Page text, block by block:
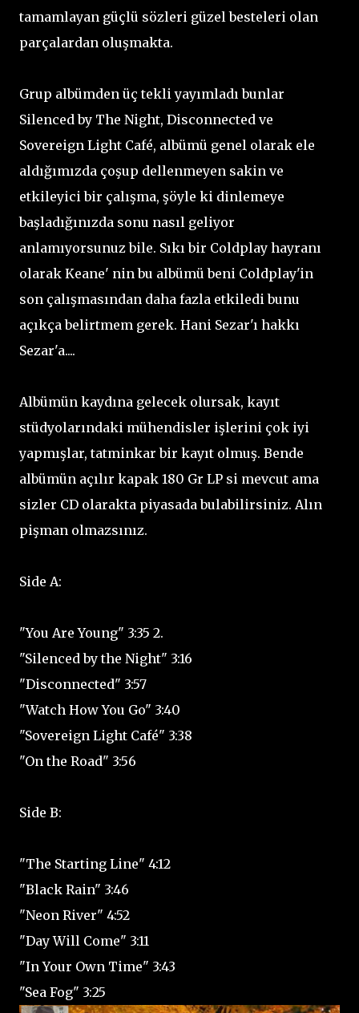
tamamlayan güçlü sözleri güzel besteleri olan
parçalardan oluşmakta.
Grup albümden üç tekli yayımladı bunlar
Silenced by The Night, Disconnected ve
Sovereign Light Café, albümü genel olarak ele
aldığımızda çoşup dellenmeyen sakin ve
etkileyici bir çalışma, şöyle ki dinlemeye
başladığınızda sonu nasıl geliyor
anlamıyorsunuz bile. Sıkı bir Coldplay hayranı
olarak Keane' nin bu albümü beni Coldplay'in
son çalışmasından daha fazla etkiledi bunu
açıkça belirtmem gerek. Hani Sezar'ı hakkı
Sezar'a....
Albümün kaydına gelecek olursak, kayıt
stüdyolarındaki mühendisler işlerini çok iyi
yapmışlar, tatminkar bir kayıt olmuş. Bende
albümün açılır kapak 180 Gr LP si mevcut ama
sizler CD olarakta piyasada bulabilirsiniz. Alın
pişman olmazsınız.
Side A:
"You Are Young" 3:35 2.
"Silenced by the Night" 3:16
"Disconnected" 3:57
"Watch How You Go" 3:40
"Sovereign Light Café" 3:38
"On the Road" 3:56
Side B:
"The Starting Line" 4:12
"Black Rain" 3:46
"Neon River" 4:52
"Day Will Come" 3:11
"In Your Own Time" 3:43
"Sea Fog" 3:25